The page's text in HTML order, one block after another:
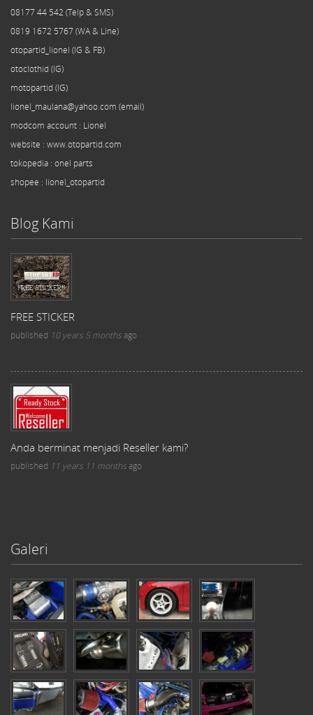
08177 44 542 (Telp & SMS)
0819 1672 5767 (WA & Line)
otopartid_lionel (IG & FB)
otoclothid (IG)
motopartid (IG)
lionel_maulana@yahoo.com (email)
modcom account : Lionel
website : www.otopartid.com
tokopedia : onel parts
shopee : lionel_otopartid
Blog Kami
FREE STICKER
published 10 years 5 monthsago
Anda berminat menjadi Reseller kami?
published 11 years 11 monthsago
Galeri